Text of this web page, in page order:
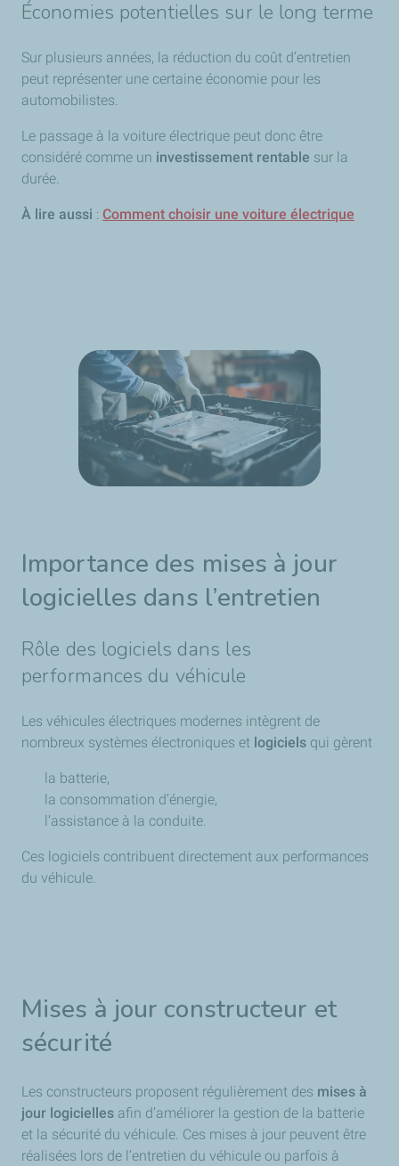
Économies potentielles sur le long terme
Sur plusieurs années, la réduction du coût d’entretien
peut représenter une certaine économie pour les
automobilistes.
Le passage à la voiture électrique peut donc être
considéré comme un investissement rentable sur la
durée.
À lire aussi : Comment choisir une voiture électrique
Importance des mises à jour
logicielles dans l’entretien
Rôle des logiciels dans les
performances du véhicule
Les véhicules électriques modernes intègrent de
nombreux systèmes électroniques et logiciels qui gèrent
la batterie,
la consommation d’énergie,
l’assistance à la conduite.
Ces logiciels contribuent directement aux performances
du véhicule.
Mises à jour constructeur et
sécurité
Les constructeurs proposent régulièrement des mises à
jour logicielles afin d’améliorer la gestion de la batterie
et la sécurité du véhicule. Ces mises à jour peuvent être
réalisées lors de l’entretien du véhicule ou parfois à